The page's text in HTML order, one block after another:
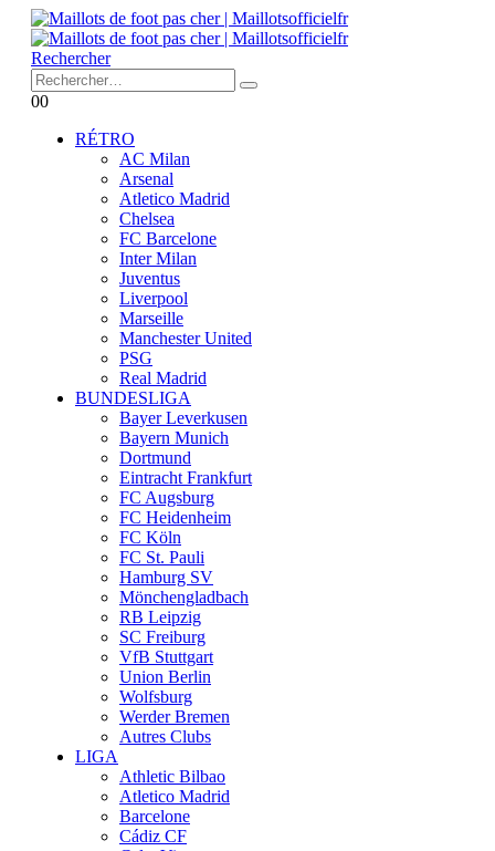
Rechercher
00
RÉTRO
AC Milan
Arsenal
Atletico Madrid
Chelsea
FC Barcelone
Inter Milan
Juventus
Liverpool
Marseille
Manchester United
PSG
Real Madrid
BUNDESLIGA
Bayer Leverkusen
Bayern Munich
Dortmund
Eintracht Frankfurt
FC Augsburg
FC Heidenheim
FC Köln
FC St. Pauli
Hamburg SV
Mönchengladbach
RB Leipzig
SC Freiburg
VfB Stuttgart
Union Berlin
Wolfsburg
Werder Bremen
Autres Clubs
LIGA
Athletic Bilbao
Atletico Madrid
Barcelone
Cádiz CF